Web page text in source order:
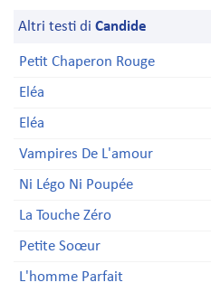
Altri testi di Candide
Petit Chaperon Rouge
Eléa
Eléa
Vampires De L'amour
Ni Légo Ni Poupée
La Touche Zéro
Petite Soœur
L'homme Parfait